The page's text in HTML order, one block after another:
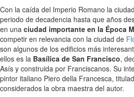
Con la caída del Imperio Romano la
periodo de decadencia hasta que años
en una ciudad importante en la Época
competir en relevancia con la ciudad de
son algunos de los edificios más
ellos es la Basílica de San Francisco,
Asís y construida por Franciscanos. Su
pintor italiano Piero della Francesca,
considerados la obra maestra del autor.